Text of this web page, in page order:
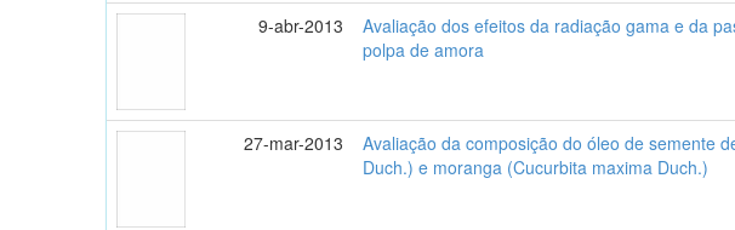
9-abr-2013
Avaliação dos efeitos da radiação gama e da
polpa de amora
27-mar-2013
Avaliação da composição do óleo de semente
Duch.) e moranga (Cucurbita maxima Duch.)